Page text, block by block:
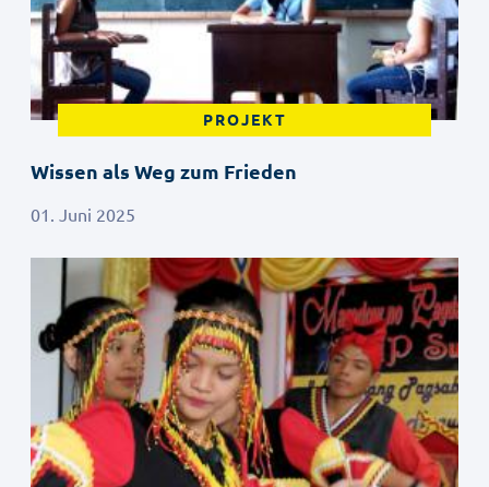
PROJEKT
Wissen als Weg zum Frieden
01. Juni 2025